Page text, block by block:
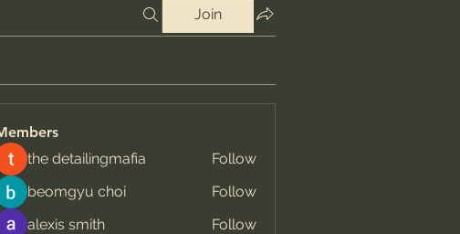
Join
the detailingmafia
Follow
beomgyu choi
Follow
alexis smith
Follow